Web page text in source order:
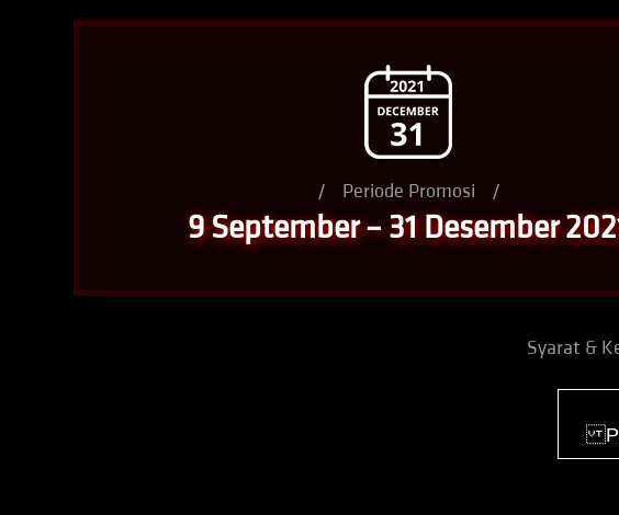
/ Periode Promosi /
9 September – 31 Desember
Syarat &